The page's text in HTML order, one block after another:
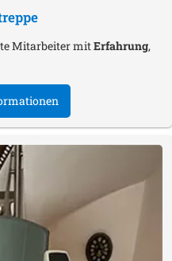
Mitarbeiter mitErfahrung,